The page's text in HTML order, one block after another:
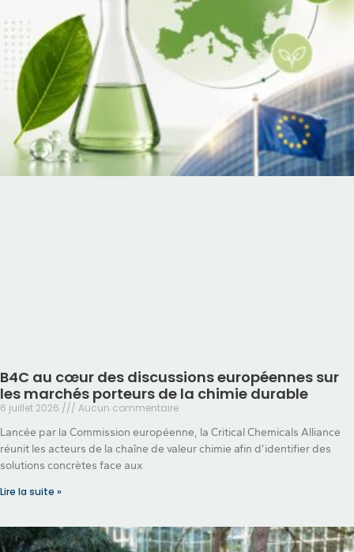
B4C au cœur des discussions européennes sur
les marchés porteurs de la chimie durable
6 juillet 2026
Aucun commentaire
Lancée par la Commission européenne, la Critical Chemicals Alliance
réunit les acteurs de la chaîne de valeur chimie afin d’identifier des
solutions concrètes face aux
Lire la suite »